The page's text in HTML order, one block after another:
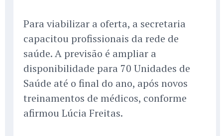
Para viabilizar a oferta, a secretaria
capacitou profissionais da rede de
saúde. A previsão é ampliar a
disponibilidade para 70 Unidades de
Saúde até o final do ano, após novos
treinamentos de médicos, conforme
afirmou Lúcia Freitas.